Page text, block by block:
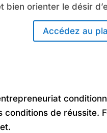
bien orienter le désir
Accédez au
conditions de réussite.